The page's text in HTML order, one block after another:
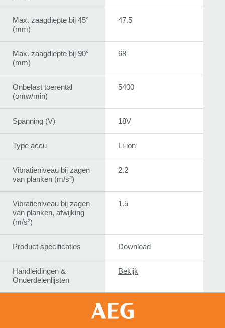
Max. zaagdiepte bij 45°
(mm)
Max. zaagdiepte bij 90°
(mm)
Onbelast toerental
(omw/min)
Spanning (V)
Type accu
Vibratieniveau bij zagen
van planken (m/s²)
Vibratieniveau bij zagen
van planken, afwijking
(m/s²)
Product specificaties
Handleidingen &
Onderdelenlijsten
47.5
68
5400
18V
Li-ion
2.2
1.5
Download
Bekijk